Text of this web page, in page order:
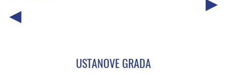
USTANOVE GRADA